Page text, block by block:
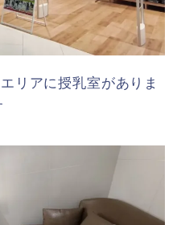
リアに授乳室がありま